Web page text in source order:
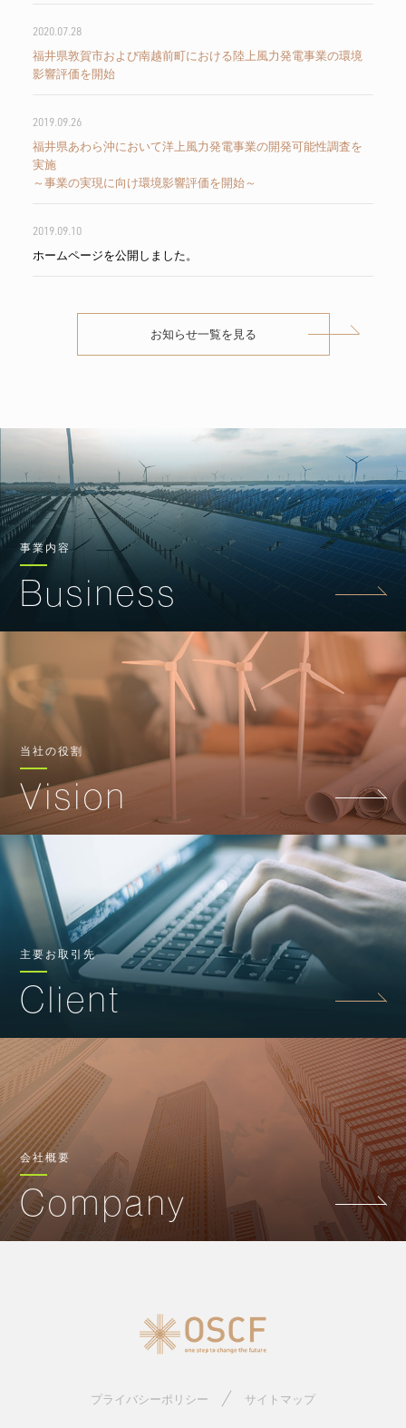
2020.07.28
福井県敦賀市および南越前町における陸上風力発電事業の環境
影響評価を開始
2019.09.26
福井県あわら沖において洋上風力発電事業の開発可能性調査を
実施
～事業の実現に向け環境影響評価を開始～
2019.09.10
ホームページを公開しました。
お知らせ一覧を見る
事業内容
Business
当社の役割
Vision
主要お取引先
Client
会社概要
Company
プライバシーポリシー サイトマップ